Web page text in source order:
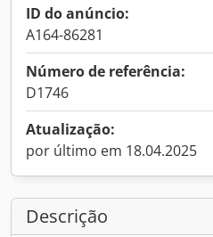
ID do anúncio:
A164-86281
Número de referência:
D1746
Atualização:
por último em 18.04.2025
Descrição